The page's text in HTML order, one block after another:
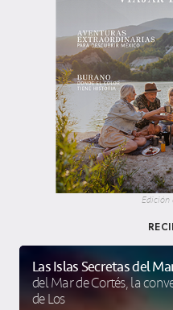
Edición
Las Islas Secretas del
del Mar de Cortés, la
de Los